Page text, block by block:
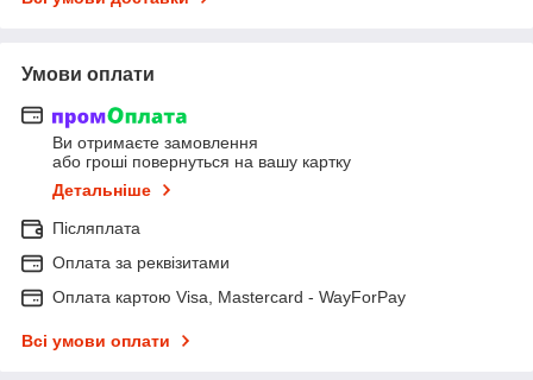
Умови оплати
Ви отримаєте замовлення
або гроші повернуться на вашу картку
Детальніше
Післяплата
Оплата за реквізитами
Оплата картою Visa, Mastercard - WayForPay
Всі умови оплати